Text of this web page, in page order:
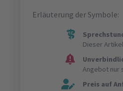
Erläuterung der Symbole:
Dieser
Angebot nur
Preis auf